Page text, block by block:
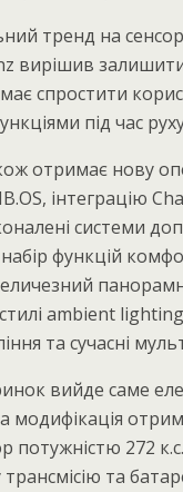
тренд на
вирішив
спростити
під час
отримає нову
інтеграцію
системи
функцій
ambient
та сучасні
вийде саме
модифікація
потужністю 272
та